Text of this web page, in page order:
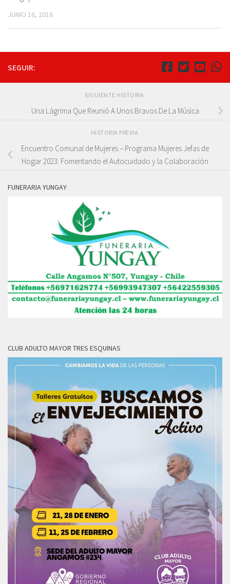
JUNIO 16, 2016
SEGUIR:
SIGUIENTE HISTORIA
Una Lágrima Que Reunió A Unos Bravos De La Música
HISTORIA PREVIA
Encuentro Comunal de Mujeres – Programa Mujeres Jefas de
Hogar 2023: Fomentando el Autocuidado y la Colaboración
FUNERARIA YUNGAY
CLUB ADULTO MAYOR TRES ESQUINAS